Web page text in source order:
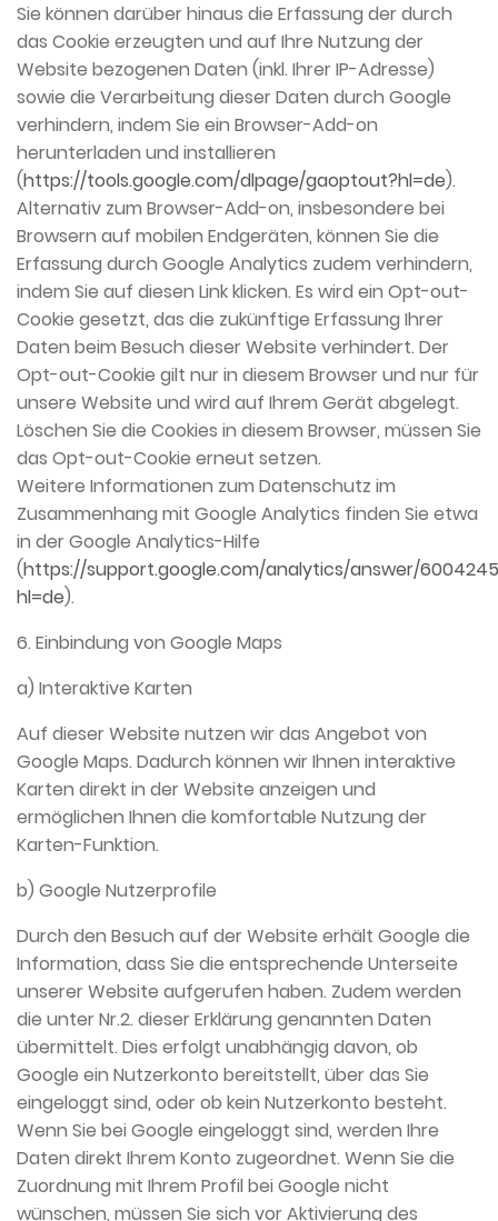
Sie können darüber hinaus die Erfassung der durch
das Cookie erzeugten und auf Ihre Nutzung der
Website bezogenen Daten (inkl. Ihrer IP-Adresse)
sowie die Verarbeitung dieser Daten durch Google
verhindern, indem Sie ein Browser-Add-on
herunterladen und installieren
(https://tools.google.com/dlpage/gaoptout?hl=de).
Alternativ zum Browser-Add-on, insbesondere bei
Browsern auf mobilen Endgeräten, können Sie die
Erfassung durch Google Analytics zudem verhindern,
indem Sie auf diesen Link klicken. Es wird ein Opt-out-
Cookie gesetzt, das die zukünftige Erfassung Ihrer
Daten beim Besuch dieser Website verhindert. Der
Opt-out-Cookie gilt nur in diesem Browser und nur für
unsere Website und wird auf Ihrem Gerät abgelegt.
Löschen Sie die Cookies in diesem Browser, müssen Sie
das Opt-out-Cookie erneut setzen.
Weitere Informationen zum Datenschutz im
Zusammenhang mit Google Analytics finden Sie etwa
in der Google Analytics-Hilfe
(https://support.google.com/analytics/answer/
hl=de).
6. Einbindung von Google Maps
a) Interaktive Karten
Auf dieser Website nutzen wir das Angebot von
Google Maps. Dadurch können wir Ihnen interaktive
Karten direkt in der Website anzeigen und
ermöglichen Ihnen die komfortable Nutzung der
Karten-Funktion.
b) Google Nutzerprofile
Durch den Besuch auf der Website erhält Google die
Information, dass Sie die entsprechende Unterseite
unserer Website aufgerufen haben. Zudem werden
die unter Nr.2. dieser Erklärung genannten Daten
übermittelt. Dies erfolgt unabhängig davon, ob
Google ein Nutzerkonto bereitstellt, über das Sie
eingeloggt sind, oder ob kein Nutzerkonto besteht.
Wenn Sie bei Google eingeloggt sind, werden Ihre
Daten direkt Ihrem Konto zugeordnet. Wenn Sie die
Zuordnung mit Ihrem Profil bei Google nicht
wünschen, müssen Sie sich vor Aktivierung des